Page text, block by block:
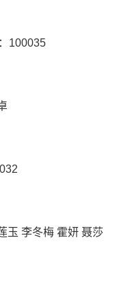
100035
玉 李冬梅 霍妍 聂莎